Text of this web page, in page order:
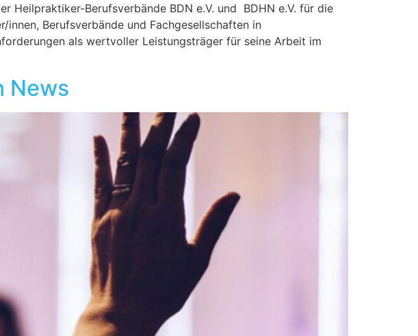
Berufsverbände BDN e.V. und BDHN e.V. für die
Berufsverbände und Fachgesellschaften in
als wertvoller Leistungsträger für seine Arbeit im
News